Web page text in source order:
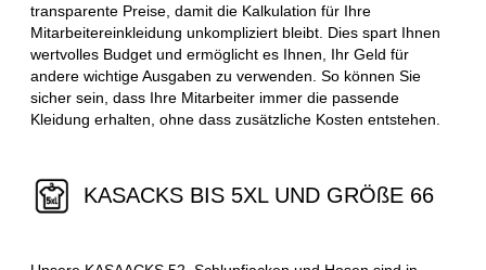
transparente Preise, damit die Kalkulation für Ihre
Mitarbeitereinkleidung unkompliziert bleibt. Dies spart Ihnen
wertvolles Budget und ermöglicht es Ihnen, Ihr Geld für
andere wichtige Ausgaben zu verwenden. So können Sie
sicher sein, dass Ihre Mitarbeiter immer die passende
Kleidung erhalten, ohne dass zusätzliche Kosten entstehen.
KASACKS BIS 5XL UND GRÖßE 66